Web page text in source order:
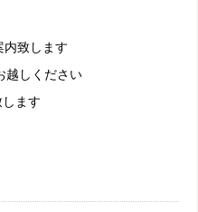
内致します
越しください
ます